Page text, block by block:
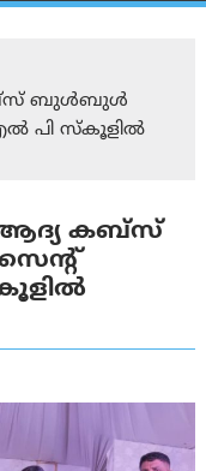
കബ്സ് ബുൾബുൾ
പി സ്കൂളിൽ
ആദ്യ കബ്സ്